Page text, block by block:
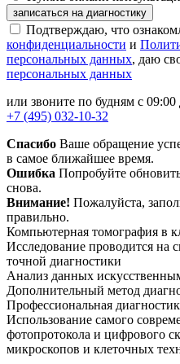
записаться на диагностику
Подтверждаю, что
конфиденциальности и
персональных данных, даю
персональных данных
или звоните по будням с 09:00
+7 (495) 032-10-32
Спасибо Ваше обращение
в самое ближайшее время.
Ошибка Попробуйте
снова.
Внимание! Пожалуйста,
правильно.
Компьютерная томография в
Исследование проводится на
точной диагностики
Анализ данных
Дополнительный метод
Профессиональная
Использование самого
фотопротокола и цифрового
микроскопов и клеточных